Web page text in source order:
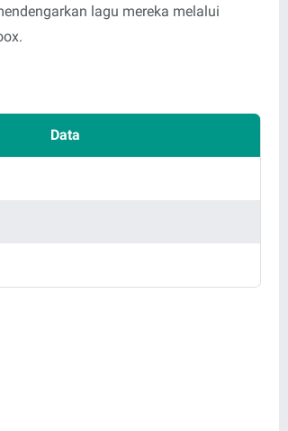
lagu mereka melalui
Data